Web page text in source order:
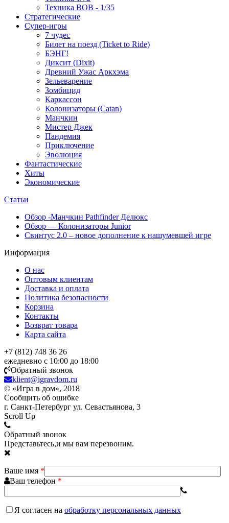
Техника ВОВ - 1/35
Стратегические
Супер-игры
7 чудес
Билет на поезд (Ticket to Ride)
БЭНГ!
Диксит (Dixit)
Древний Ужас Аркхэма
Зельеварение
Зомбицид
Каркассон
Колонизаторы (Catan)
Манчкин
Мистер Джек
Пандемия
Приключение
Эволюция
Фантастические
Хиты
Экономические
Статьи
Обзор -Манчкин Pathfinder Делюкс
Обзор — Колонизаторы Junior
Свинтус 2.0 – новое дополнение к нашумевшей игре
Информация
О нас
Оптовым клиентам
Доставка и оплата
Политика безопасности
Корзина
Контакты
Возврат товара
Карта сайта
+7 (812) 748 36 26
ежедневно с 10:00 до 18:00
Обратный звонок
klient@igravdom.ru
© «Игра в дом», 2018
Сообщить об ошибке
г. Санкт-Петербург ул. Севастьянова, 3
Scroll Up
Обратный звонок
Представьтесь,и мы вам перезвоним.
Ваше имя *
Ваш телефон *
Я согласен на обработку персональных данных